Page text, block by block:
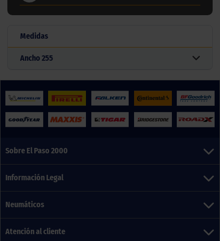
Medidas
Ancho 255
Sobre El Paso 2000
Información Legal
Neumáticos
Atención al cliente